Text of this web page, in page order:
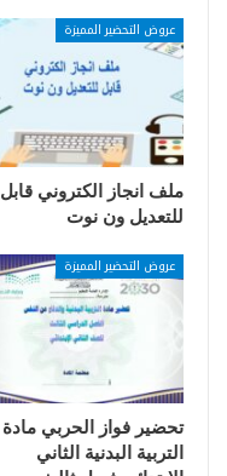
عروض التحضير المميزة
ملف انجاز الكتروني قابل
للتعديل ون نوت
عروض التحضير المميزة
تحضير فواز الحربي مادة
التربية البدنية الثاني